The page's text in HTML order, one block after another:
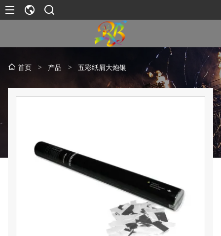
首页 > 产品 > 五彩纸屑大炮银